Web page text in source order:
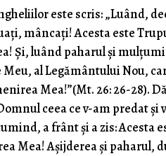
este scris: „Luând,
mâncaţi! Acesta este
Şi, luând paharul şi
Meu, al Legământului Nou,
Mea!”(Mt. 26: 26-28).
ceea ce v-am predat
a frânt şi a zis: Acesta
Mea! Aşijderea şi paharul,